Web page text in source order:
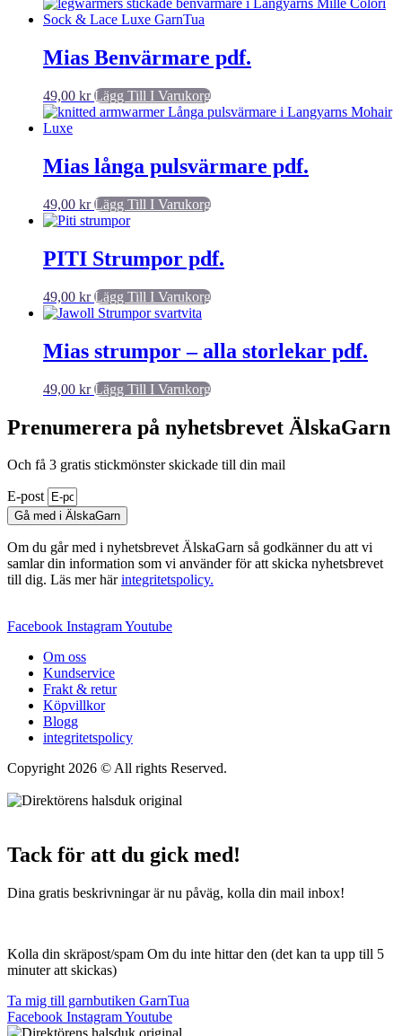
Mias Benvärmare pdf.
49,00 kr Lägg Till I Varukorg
Mias långa pulsvärmare pdf.
49,00 kr Lägg Till I Varukorg
PITI Strumpor pdf.
49,00 kr Lägg Till I Varukorg
Mias strumpor – alla storlekar pdf.
49,00 kr Lägg Till I Varukorg
Prenumerera på nyhetsbrevet ÄlskaGarn
Och få 3 gratis stickmönster skickade till din mail
E-post
Gå med i ÄlskaGarn
Om du går med i nyhetsbrevet ÄlskaGarn så godkänner du att vi
samlar din information som vi använder för att skicka nyhetsbrevet
till dig. Läs mer härintegritetspolicy.
Facebook InstagramYoutube
Om oss
Kundservice
Frakt & retur
Köpvillkor
Blogg
integritetspolicy
Copyright 2026 © All rights Reserved.
Tack för att du gick med!
Dina gratis beskrivningar är nu påväg, kolla din mail inbox!
Kolla din skräpost/spam Om du inte hittar den (det kan ta upp till 5
minuter att skickas)
Ta mig till garnbutiken GarnTua
Facebook InstagramYoutube